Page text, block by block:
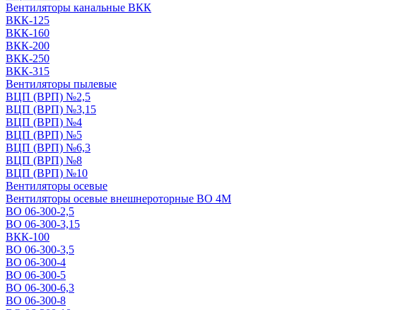
Вентиляторы канальные ВКК
ВКК-125
ВКК-160
ВКК-200
ВКК-250
ВКК-315
Вентиляторы пылевые
ВЦП (ВРП) №2,5
ВЦП (ВРП) №3,15
ВЦП (ВРП) №4
ВЦП (ВРП) №5
ВЦП (ВРП) №6,3
ВЦП (ВРП) №8
ВЦП (ВРП) №10
Вентиляторы осевые
Вентиляторы осевые внешнероторные ВО 4М
ВО 06-300-2,5
ВО 06-300-3,15
ВКК-100
ВО 06-300-3,5
ВО 06-300-4
ВО 06-300-5
ВО 06-300-6,3
ВО 06-300-8